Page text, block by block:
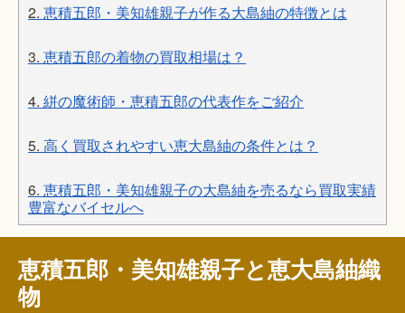
2. 恵積五郎・美知雄親子が作る大島紬の特徴とは
3. 恵積五郎の着物の買取相場は？
4. 絣の魔術師・恵積五郎の代表作をご紹介
5. 高く買取されやすい恵大島紬の条件とは？
6. 恵積五郎・美知雄親子の大島紬を売るなら買取実績
豊富なバイセルへ
恵積五郎・美知雄親子と恵大島紬織
物